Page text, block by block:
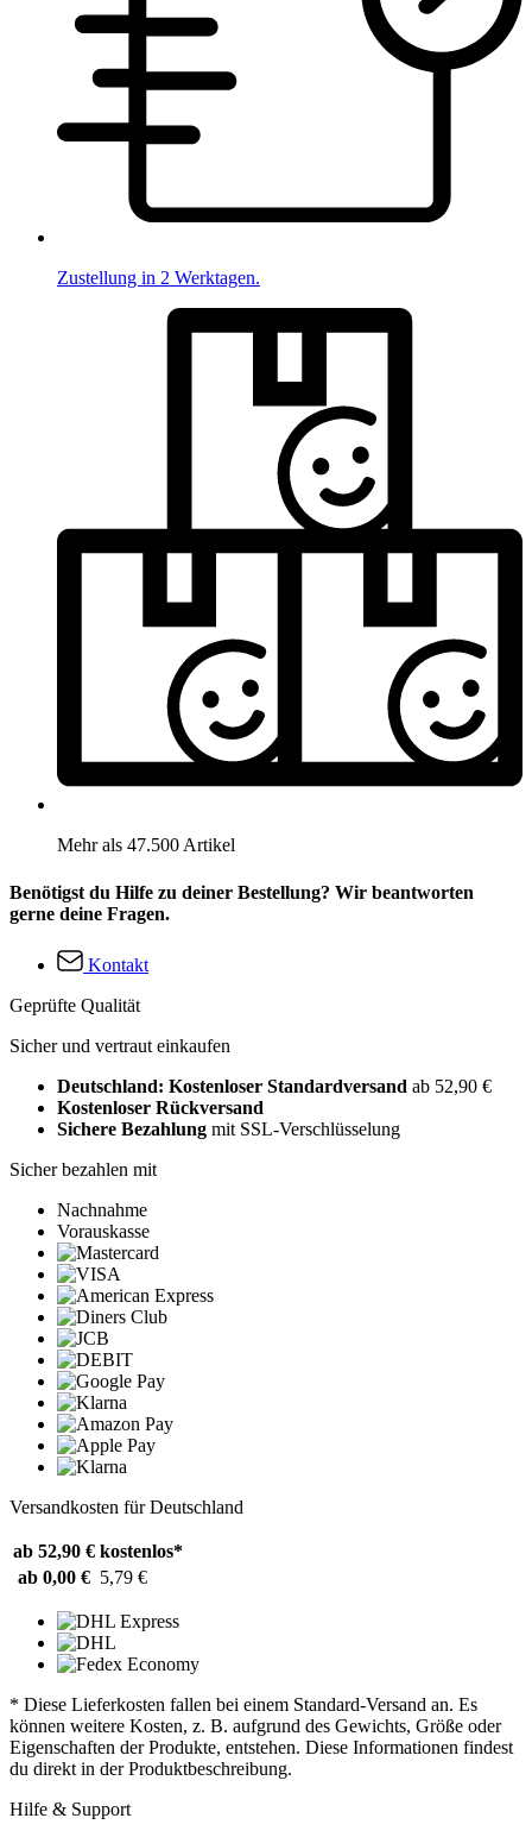
Zustellung in 2 Werktagen.
Mehr als 47.500 Artikel
Benötigst du Hilfe zu deiner Bestellung? Wir beantworten
gerne deine Fragen.
Kontakt
Geprüfte Qualität
Sicher und vertraut einkaufen
Deutschland: Kostenloser Standardversand ab 52,90 €
Kostenloser Rückversand
Sichere Bezahlung mit SSL-Verschlüsselung
Sicher bezahlen mit
Nachnahme
Vorauskasse
Versandkosten für Deutschland
ab 52,90 € kostenlos*
ab 0,00 € 5,79 €
* Diese Lieferkosten fallen bei einem Standard-Versand an. Es
können weitere Kosten, z. B. aufgrund des Gewichts, Größe oder
Eigenschaften der Produkte, entstehen. Diese Informationen findest
du direkt in der Produktbeschreibung.
Hilfe & Support